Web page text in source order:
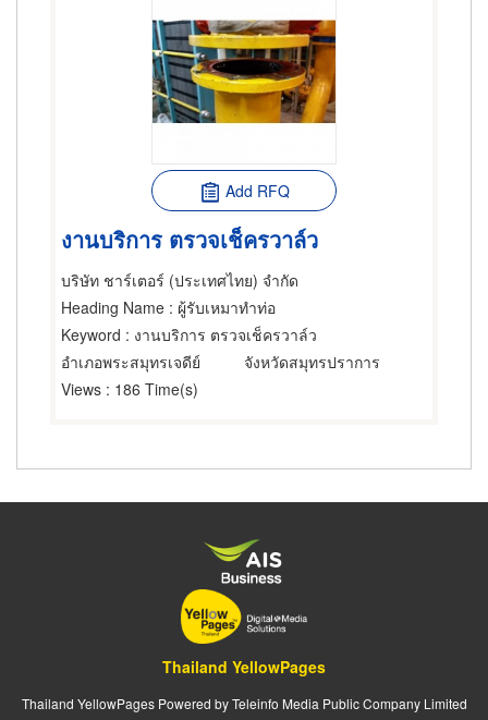
Add RFQ
งานบริการ ตรวจเช็ครวาล์ว
บริษัท ชาร์เตอร์ (ประเทศไทย) จำกัด
Heading Name : ผู้รับเหมาทำท่อ
Keyword : งานบริการ ตรวจเช็ครวาล์ว
อำเภอพระสมุทรเจดีย์
จังหวัดสมุทรปราการ
Views : 186 Time(s)
Thailand YellowPages
Thailand YellowPages Powered by Teleinfo Media Public Company Limited